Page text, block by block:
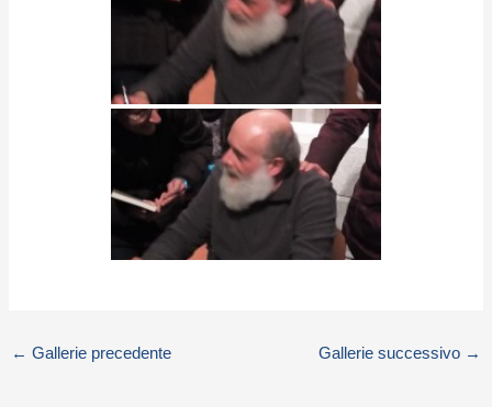
← Gallerie precedente Gallerie successivo →